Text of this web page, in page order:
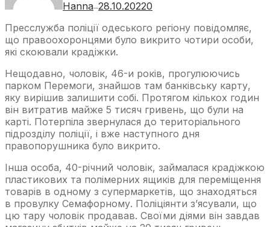
Hanna—28.10.20220
Пресслужба поліції одеського регіону повідомляє,
що правоохоронцями було викрито чотири особи,
які скоювали крадіжки.
Нещодавно, чоловік, 46-и років, прогулюючись
парком Перемоги, знайшов там банківську карту,
яку вирішив залишити собі. Протягом кількох годин
він витратив майже 5 тисяч гривень, що були на
карті. Потерпіла звернулася до територіального
підрозділу поліції, і вже наступного дня
правопорушника було викрито.
Інша особа, 40-річний чоловік, займалася крадіжкою
пластикових та полімерних ящиків для переміщення
товарів в одному з супермаркетів, що знаходяться
в провулку Семафорному. Поліціянти з’ясували, що
цю тару чоловік продавав. Своїми діями він завдав